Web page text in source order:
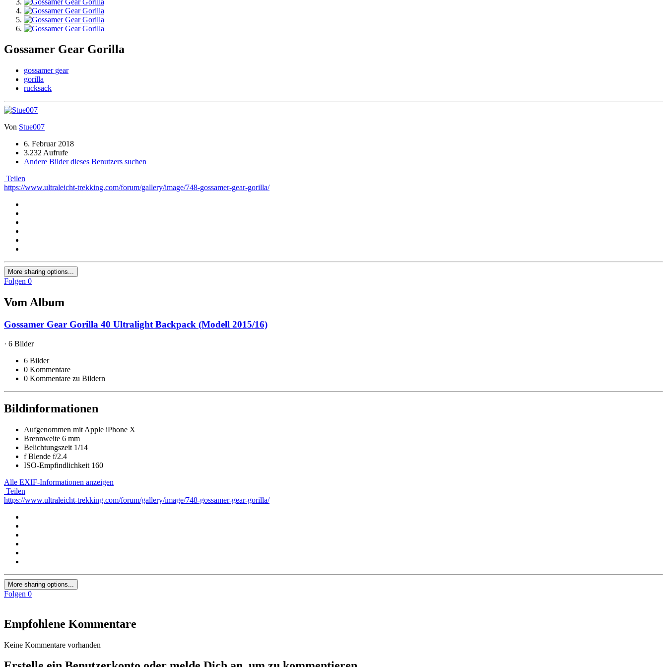
Gossamer Gear Gorilla
gossamer gear
gorilla
rucksack
Von Stue007
6. Februar 2018
3.232 Aufrufe
Andere Bilder dieses Benutzers suchen
Teilen
https://www.ultraleicht-trekking.com/forum/gallery/image/748-gossamer-gear-gorilla/
More sharing options...
Folgen 0
Vom Album
Gossamer Gear Gorilla 40 Ultralight Backpack (Modell 2015/16)
· 6 Bilder
6 Bilder
0 Kommentare
0 Kommentare zu Bildern
Bildinformationen
Aufgenommen mit Apple iPhone X
Brennweite 6 mm
Belichtungszeit 1/14
f Blende f/2.4
ISO-Empfindlichkeit 160
Alle EXIF-Informationen anzeigen
Teilen
https://www.ultraleicht-trekking.com/forum/gallery/image/748-gossamer-gear-gorilla/
More sharing options...
Folgen 0
Empfohlene Kommentare
Keine Kommentare vorhanden